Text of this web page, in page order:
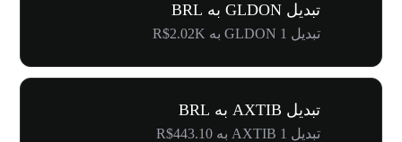
تبدیل GLDON به BRL
تبدیل 1 GLDON به R$2.02K
تبدیل AXTIB به BRL
تبدیل 1 AXTIB به R$443.10